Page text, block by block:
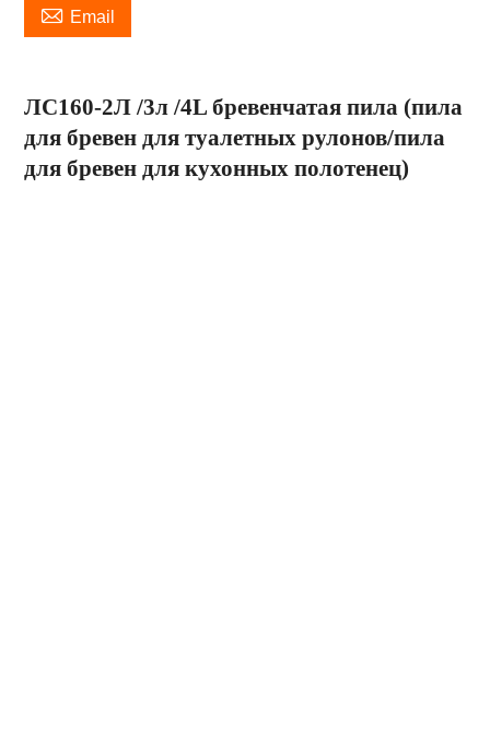
 Email
ЛС160-2Л /3л /4L бревенчатая пила (пила
для бревен для туалетных рулонов/пила
для бревен для кухонных полотенец)